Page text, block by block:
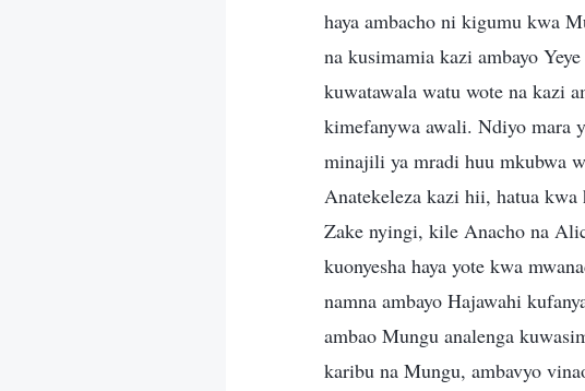
haya ambacho ni kigumu kwa
na kusimamia kazi ambayo
kuwatawala watu wote na kazi
kimefanywa awali. Ndiyo mara
minajili ya mradi huu mkubwa
Anatekeleza kazi hii, hatua
Zake nyingi, kile Anacho na
kuonyesha haya yote kwa
namna ambayo Hajawahi
ambao Mungu analenga
karibu na Mungu, ambavyo